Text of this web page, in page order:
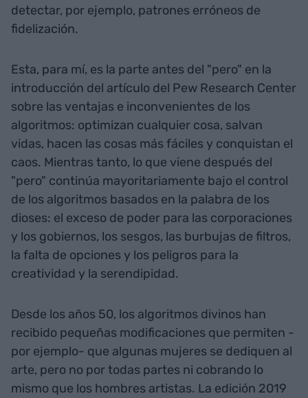
detectar, por ejemplo, patrones erróneos de
fidelización.
Esta, para mí, es la parte antes del "pero" en la
introducción del artículo del Pew Research Center
sobre las ventajas e inconvenientes de los
algoritmos: optimizan cualquier cosa, salvan
vidas, hacen las cosas más fáciles y conquistan el
caos. Mientras tanto, lo que viene después del
"pero" continúa mayoritariamente bajo el control
de los algoritmos basados en la palabra de los
dioses: el exceso de poder para las corporaciones
y los gobiernos, los sesgos, las burbujas de filtros,
la falta de opciones y los peligros para la
creatividad y la serendipidad.
Desde los años 50, los algoritmos divinos han
recibido pequeñas modificaciones que permiten -
por ejemplo- que algunas mujeres se dediquen al
arte, pero no por todas partes ni cobrando lo
mismo que los hombres artistas. La edición 2019